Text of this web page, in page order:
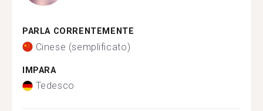
PARLA CORRENTEMENTE
Cinese (semplificato)
IMPARA
Tedesco